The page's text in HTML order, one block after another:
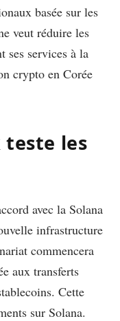
basée sur les
veut réduire les
ses services à la
crypto en Corée
teste les
avec la Solana
infrastructure
commencera
aux transferts
Cette
sur Solana.